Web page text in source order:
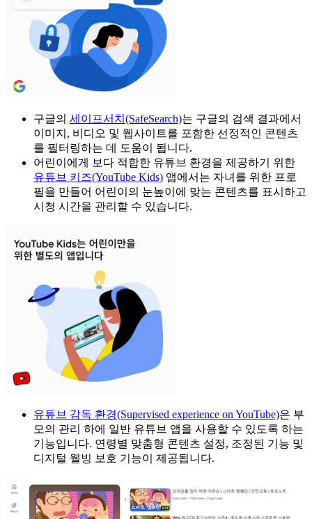
구글의 세이프서치(SafeSearch)는 구글의 검색 결과에서
이미지, 비디오 및 웹사이트를 포함한 선정적인 콘텐츠
를 필터링하는 데 도움이 됩니다.
어린이에게 보다 적합한 유튜브 환경을 제공하기 위한
유튜브 키즈(YouTube Kids) 앱에서는 자녀를 위한 프로
필을 만들어 어린이의 눈높이에 맞는 콘텐츠를 표시하고
시청 시간을 관리할 수 있습니다.
유튜브 감독 환경(Supervised experience on YouTube)은 부
모의 관리 하에 일반 유튜브 앱을 사용할 수 있도록 하는
기능입니다. 연령별 맞춤형 콘텐츠 설정, 조정된 기능 및
디지털 웰빙 보호 기능이 제공됩니다.